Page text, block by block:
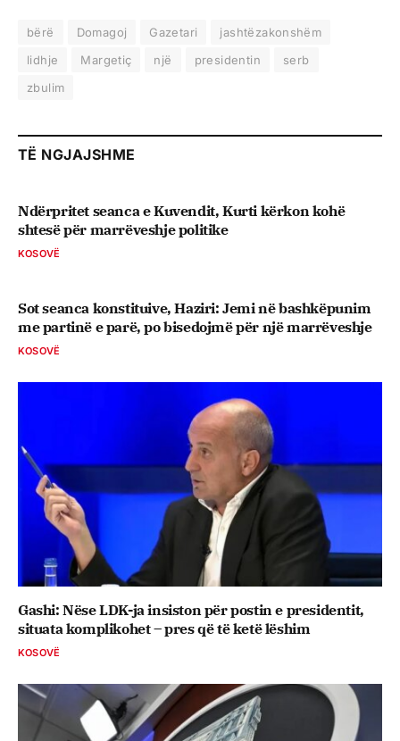
bërë Domagoj Gazetari
jashtëzakonshëm
lidhje
Margetiç një presidentin
serb
zbulim
TË NGJAJSHME
Ndërpritet seanca e Kuvendit, Kurti kërkon kohë
shtesë për marrëveshje politike
KOSOVË
Sot seanca konstituive, ​Haziri: Jemi në bashkëpunim
me partinë e parë, po bisedojmë për një marrëveshje
KOSOVË
Gashi: Nëse LDK-ja insiston për postin e presidentit,
situata komplikohet – pres që të ketë lëshim
KOSOVË